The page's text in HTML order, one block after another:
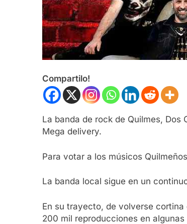
Compartilo!
La banda de rock de Quilmes,
Mega delivery.
Para votar a los músicos
La banda local sigue en un
En su trayecto, de volverse
200 mil reproducciones en